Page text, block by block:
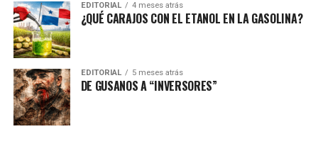
EDITORIAL 4 meses atrás
¿QUÉ CARAJOS CON EL ETANOL EN LA GASOLINA?
EDITORIAL 5 meses atrás
DE GUSANOS A “INVERSORES”